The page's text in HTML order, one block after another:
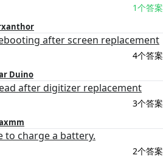
1个答案
after screen replacement
4个答案
Duino
after digitizer replacement
3个答案
to charge a battery.
2个答案